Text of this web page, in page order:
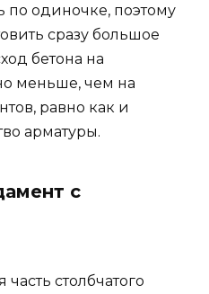
по одиночке, поэтому
сразу большое
бетона на
меньше, чем на
равно как и
арматуры.
с
столбчатого